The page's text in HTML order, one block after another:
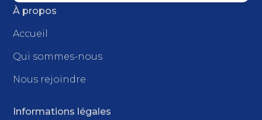
À propos
Accueil
Qui sommes-nous
Nous rejoindre
Informations légales